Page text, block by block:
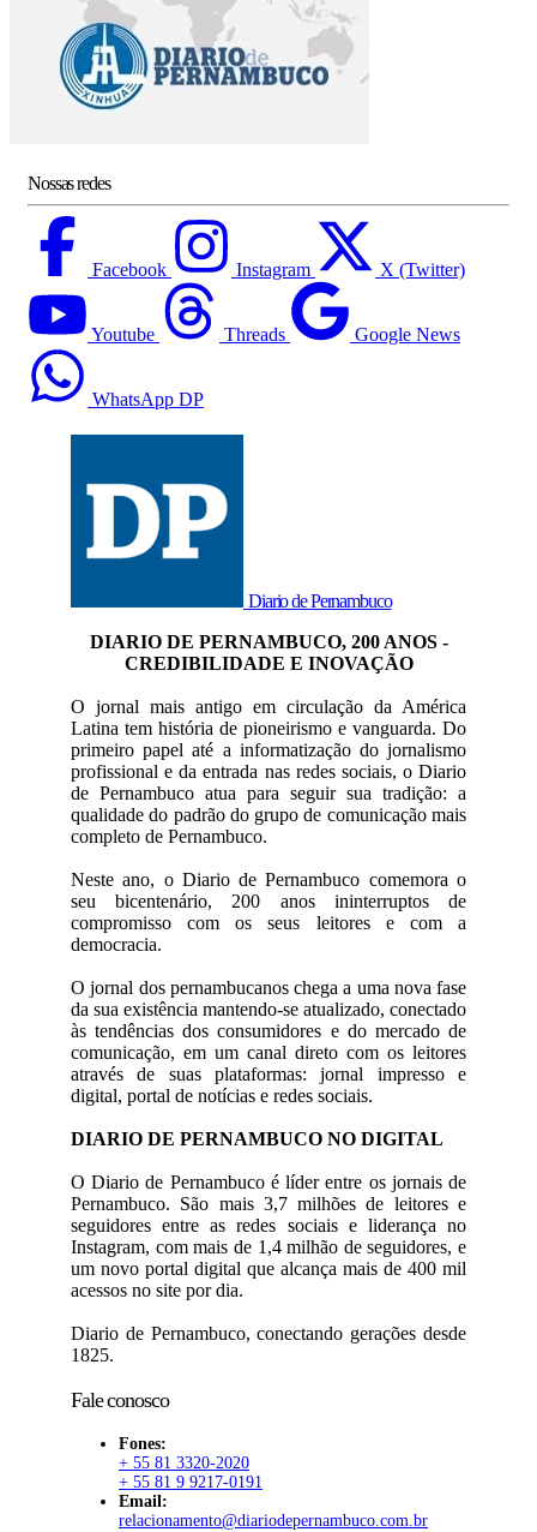
Nossas redes
Facebook Instagram X (Twitter)
Youtube Threads Google News
WhatsApp DP
Diario de Pernambuco
DIARIO DE PERNAMBUCO, 200 ANOS -
CREDIBILIDADE E INOVAÇÃO
O jornal mais antigo em circulação da América
Latina tem história de pioneirismo e vanguarda. Do
primeiro papel até a informatização do jornalismo
profissional e da entrada nas redes sociais, o Diario
de Pernambuco atua para seguir sua tradição: a
qualidade do padrão do grupo de comunicação mais
completo de Pernambuco.
Neste ano, o Diario de Pernambuco comemora o
seu bicentenário, 200 anos ininterruptos de
compromisso com os seus leitores e com a
democracia.
O jornal dos pernambucanos chega a uma nova fase
da sua existência mantendo-se atualizado, conectado
às tendências dos consumidores e do mercado de
comunicação, em um canal direto com os leitores
através de suas plataformas: jornal impresso e
digital, portal de notícias e redes sociais.
DIARIO DE PERNAMBUCO NO DIGITAL
O Diario de Pernambuco é líder entre os jornais de
Pernambuco. São mais 3,7 milhões de leitores e
seguidores entre as redes sociais e liderança no
Instagram, com mais de 1,4 milhão de seguidores, e
um novo portal digital que alcança mais de 400 mil
acessos no site por dia.
Diario de Pernambuco, conectando gerações desde
1825.
Fale conosco
Fones:
+ 55 81 3320-2020
+ 55 81 9 9217-0191
Email:
relacionamento@diariodepernambuco.com.br